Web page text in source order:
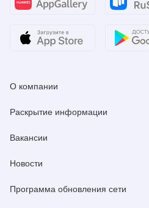
О компании
Раскрытие информации
Вакансии
Новости
Программа обновления сети